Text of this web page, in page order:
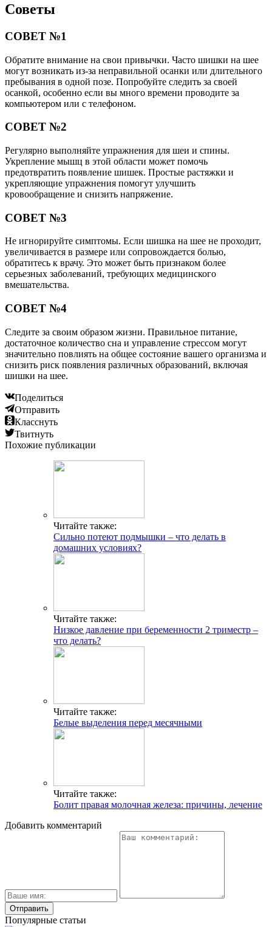
Советы
СОВЕТ №1
Обратите внимание на свои привычки. Часто шишки на шее
могут возникать из-за неправильной осанки или длительного
пребывания в одной позе. Попробуйте следить за своей
осанкой, особенно если вы много времени проводите за
компьютером или с телефоном.
СОВЕТ №2
Регулярно выполняйте упражнения для шеи и спины.
Укрепление мышц в этой области может помочь
предотвратить появление шишек. Простые растяжки и
укрепляющие упражнения помогут улучшить
кровообращение и снизить напряжение.
СОВЕТ №3
Не игнорируйте симптомы. Если шишка на шее не проходит,
увеличивается в размере или сопровождается болью,
обратитесь к врачу. Это может быть признаком более
серьезных заболеваний, требующих медицинского
вмешательства.
СОВЕТ №4
Следите за своим образом жизни. Правильное питание,
достаточное количество сна и управление стрессом могут
значительно повлиять на общее состояние вашего организма и
снизить риск появления различных образований, включая
шишки на шее.
Поделиться
Отправить
Класснуть
Твитнуть
Похожие публикации
Читайте также:
Сильно потеют подмышки – что делать в
домашних условиях?
Читайте также:
Низкое давление при беременности 2 триместр –
что делать?
Читайте также:
Белые выделения перед месячными
Читайте также:
Болит правая молочная железа: причины, лечение
Добавить комментарий
Популярные статьи